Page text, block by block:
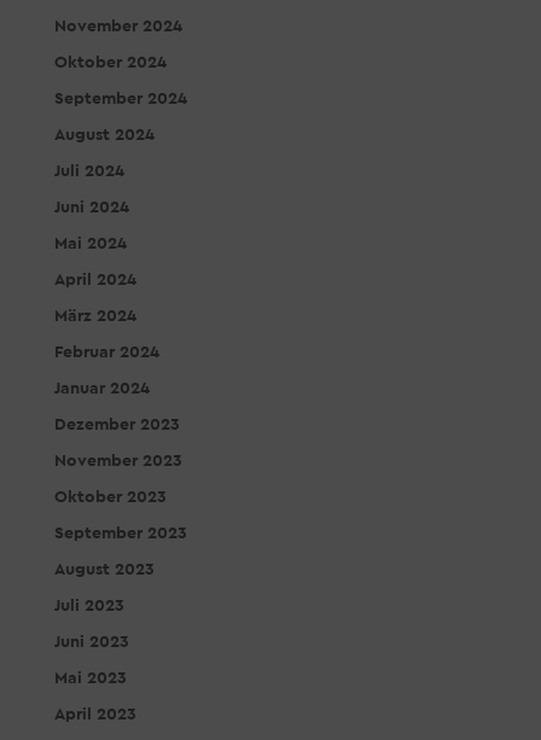
November 2024
Oktober 2024
September 2024
August 2024
Juli 2024
Juni 2024
Mai 2024
April 2024
März 2024
Februar 2024
Januar 2024
Dezember 2023
November 2023
Oktober 2023
September 2023
August 2023
Juli 2023
Juni 2023
Mai 2023
April 2023